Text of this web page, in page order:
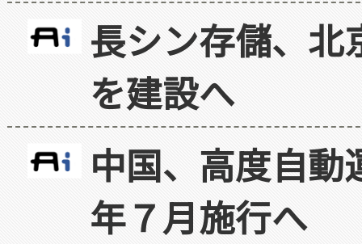
長シン存儲、北
を建設へ
中国、高度自
年７月施行へ